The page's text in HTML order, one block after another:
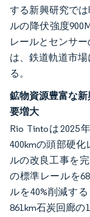
する新興研究で
ルの降伏強度
レールとセンサ
は、鉄道軌道市
る。
鉱物資源豊富な
要増大
Rio Tintoは2025
400kmの頭部硬
ルの改良工事を
の標準レールを
ルを40%削減す
861km石炭回廊の